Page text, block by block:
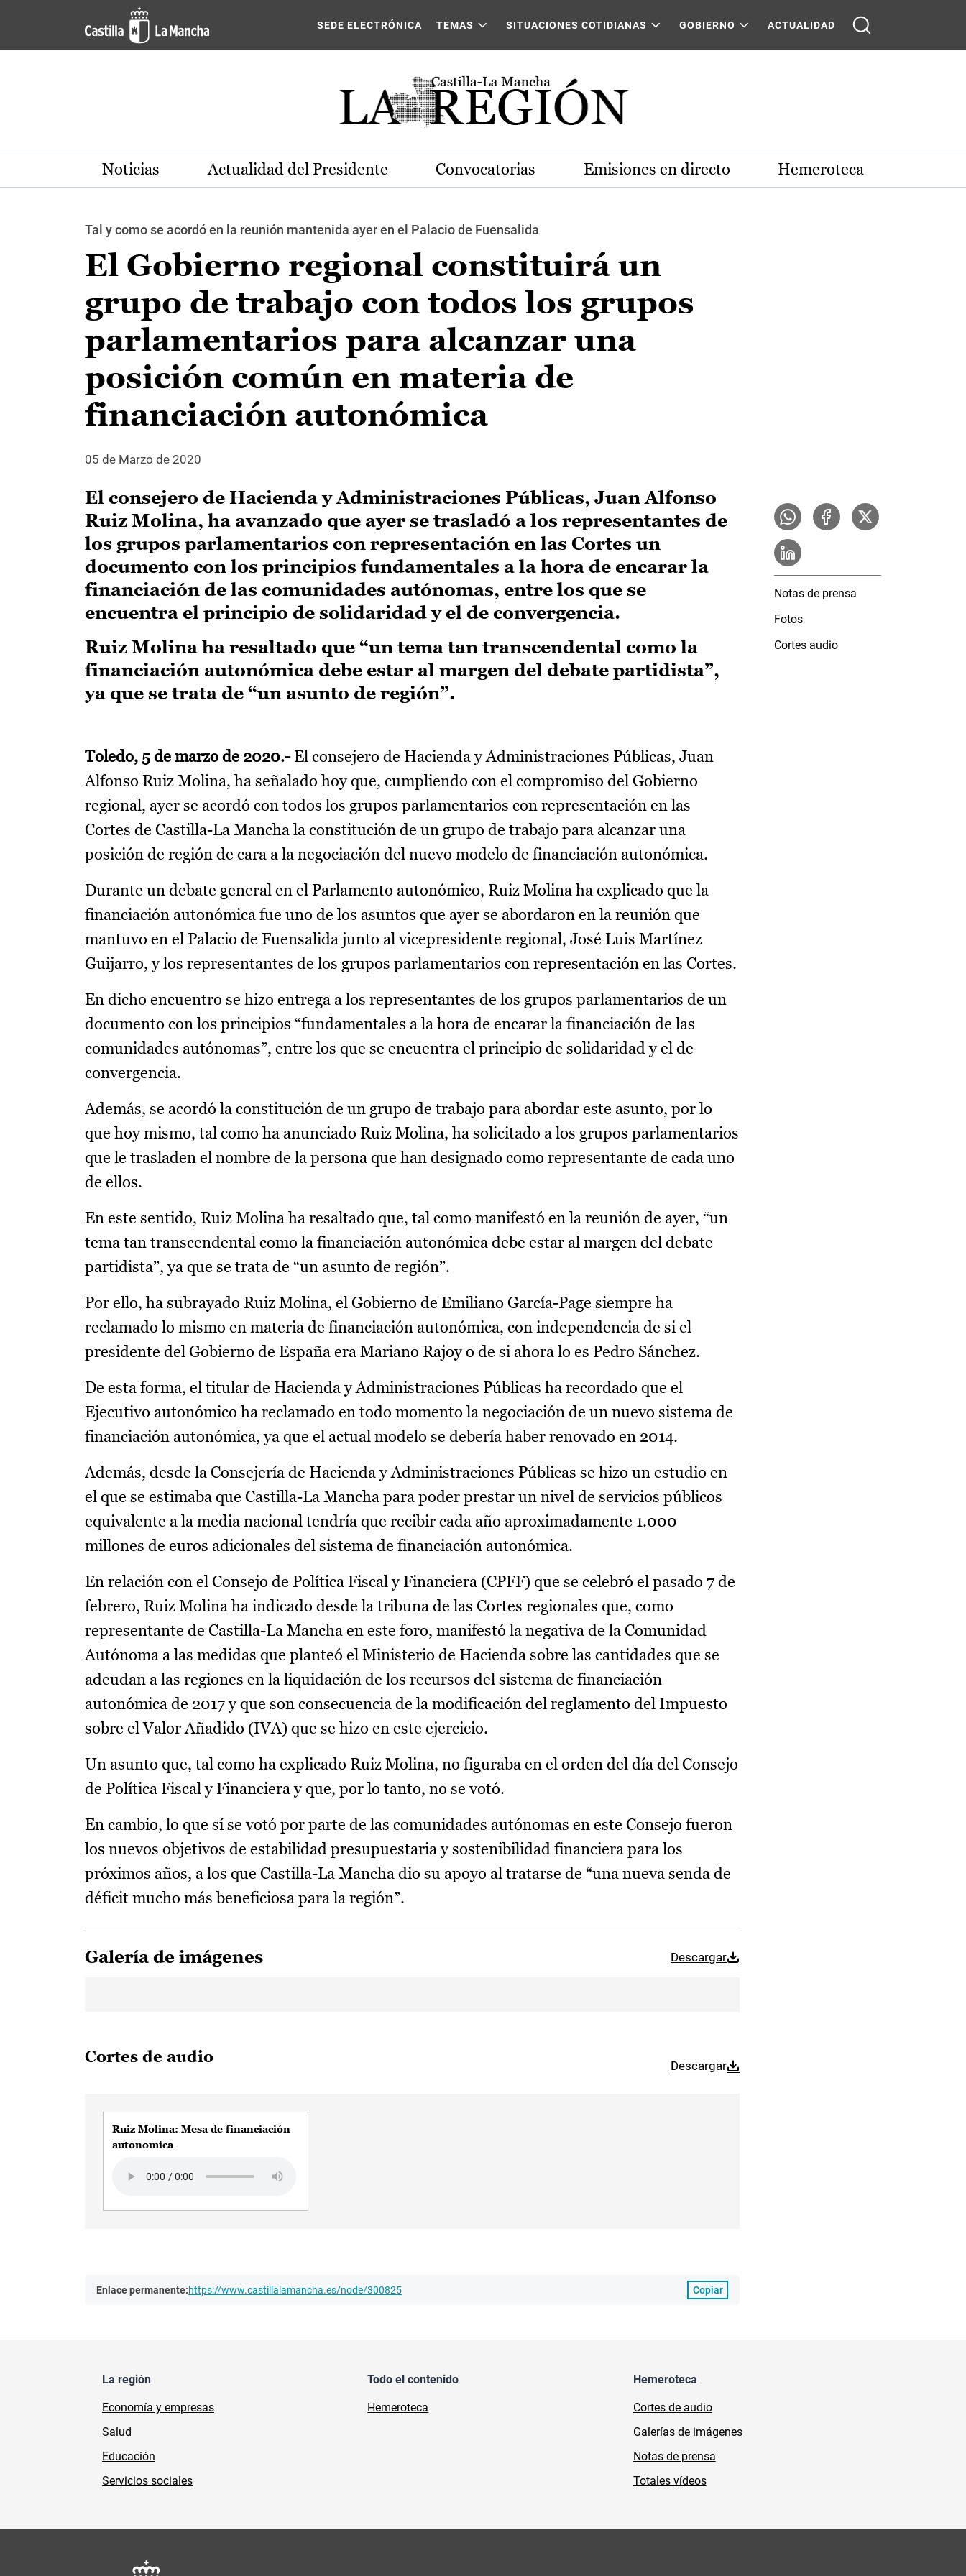
Pasar al contenido principal
SEDE ELECTRÓNICA TEMAS SITUACIONES COTIDIANAS GOBIERNO ACTUALIDAD
Noticias Actualidad del Presidente Convocatorias Emisiones en directo Hemeroteca
Tal y como se acordó en la reunión mantenida ayer en el Palacio de Fuensalida
El Gobierno regional constituirá un
grupo de trabajo con todos los grupos
parlamentarios para alcanzar una
posición común en materia de
financiación autonómica
05 de Marzo de 2020
El consejero de Hacienda y Administraciones Públicas, Juan Alfonso
Ruiz Molina, ha avanzado que ayer se trasladó a los representantes de
los grupos parlamentarios con representación en las Cortes un
documento con los principios fundamentales a la hora de encarar la
financiación de las comunidades autónomas, entre los que se
encuentra el principio de solidaridad y el de convergencia.
Ruiz Molina ha resaltado que “un tema tan transcendental como la
financiación autonómica debe estar al margen del debate partidista”,
ya que se trata de “un asunto de región”.
Toledo, 5 de marzo de 2020.-El consejero de Hacienda y Administraciones Públicas, Juan
Alfonso Ruiz Molina, ha señalado hoy que, cumpliendo con el compromiso del Gobierno
regional, ayer se acordó con todos los grupos parlamentarios con representación en las
Cortes de Castilla-La Mancha la constitución de un grupo de trabajo para alcanzar una
posición de región de cara a la negociación del nuevo modelo de financiación autonómica.
Durante un debate general en el Parlamento autonómico, Ruiz Molina ha explicado que la
financiación autonómica fue uno de los asuntos que ayer se abordaron en la reunión que
mantuvo en el Palacio de Fuensalida junto al vicepresidente regional, José Luis Martínez
Guijarro, y los representantes de los grupos parlamentarios con representación en las Cortes.
En dicho encuentro se hizo entrega a los representantes de los grupos parlamentarios de un
documento con los principios “fundamentales a la hora de encarar la financiación de las
comunidades autónomas”, entre los que se encuentra el principio de solidaridad y el de
convergencia.
Además, se acordó la constitución de un grupo de trabajo para abordar este asunto, por lo
que hoy mismo, tal como ha anunciado Ruiz Molina, ha solicitado a los grupos parlamentarios
que le trasladen el nombre de la persona que han designado como representante de cada uno
de ellos.
En este sentido, Ruiz Molina ha resaltado que, tal como manifestó en la reunión de ayer, “un
tema tan transcendental como la financiación autonómica debe estar al margen del debate
partidista”, ya que se trata de “un asunto de región”.
Por ello, ha subrayado Ruiz Molina, el Gobierno de Emiliano García-Page siempre ha
reclamado lo mismo en materia de financiación autonómica, con independencia de si el
presidente del Gobierno de España era Mariano Rajoy o de si ahora lo es Pedro Sánchez.
De esta forma, el titular de Hacienda y Administraciones Públicas ha recordado que el
Ejecutivo autonómico ha reclamado en todo momento la negociación de un nuevo sistema de
financiación autonómica, ya que el actual modelo se debería haber renovado en 2014.
Además, desde la Consejería de Hacienda y Administraciones Públicas se hizo un estudio en
el que se estimaba que Castilla-La Mancha para poder prestar un nivel de servicios públicos
equivalente a la media nacional tendría que recibir cada año aproximadamente 1.000
millones de euros adicionales del sistema de financiación autonómica.
En relación con el Consejo de Política Fiscal y Financiera (CPFF) que se celebró el pasado 7 de
febrero, Ruiz Molina ha indicado desde la tribuna de las Cortes regionales que, como
representante de Castilla-La Mancha en este foro, manifestó la negativa de la Comunidad
Autónoma a las medidas que planteó el Ministerio de Hacienda sobre las cantidades que se
adeudan a las regiones en la liquidación de los recursos del sistema de financiación
autonómica de 2017 y que son consecuencia de la modificación del reglamento del Impuesto
sobre el Valor Añadido (IVA) que se hizo en este ejercicio.
Un asunto que, tal como ha explicado Ruiz Molina, no figuraba en el orden del día del Consejo
de Política Fiscal y Financiera y que, por lo tanto, no se votó.
En cambio, lo que sí se votó por parte de las comunidades autónomas en este Consejo fueron
los nuevos objetivos de estabilidad presupuestaria y sostenibilidad financiera para los
próximos años, a los que Castilla-La Mancha dio su apoyo al tratarse de “una nueva senda de
déficit mucho más beneficiosa para la región”.
Galería de imágenes Descargar
Cortes de audio Descargar
Ruiz Molina: Mesa de financiación
autonomica
Enlace permanente:https://www.castillalamancha.es/node/300825 Copiar
Notas de prensa
Fotos
Cortes audio
La región
Economía y empresas
Salud
Educación
Servicios sociales
Todo el contenido
Hemeroteca
Hemeroteca
Cortes de audio
Galerías de imágenes
Notas de prensa
Totales vídeos